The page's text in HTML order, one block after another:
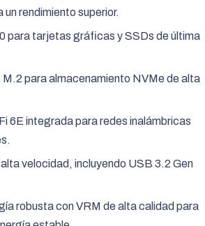
rendimiento superior.
para tarjetas gráficas y SSDs de última
M.2 para almacenamiento NVMe de alta
6E integrada para redes inalámbricas
velocidad, incluyendo USB 3.2 Gen
robusta con VRM de alta calidad para